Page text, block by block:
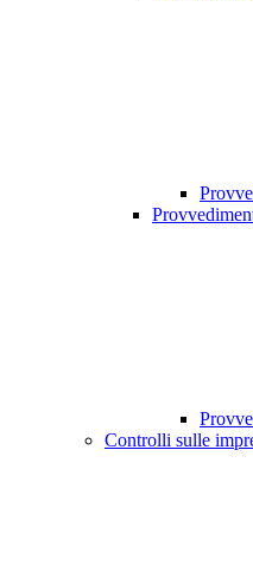
Controlli sulle